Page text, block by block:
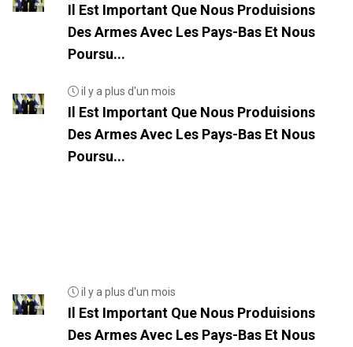
Il Est Important Que Nous Produisions
Des Armes Avec Les Pays-Bas Et Nous
Poursu...
il y a plus d'un mois
Il Est Important Que Nous Produisions
Des Armes Avec Les Pays-Bas Et Nous
Poursu...
il y a plus d'un mois
Il Est Important Que Nous Produisions
Des Armes Avec Les Pays-Bas Et Nous